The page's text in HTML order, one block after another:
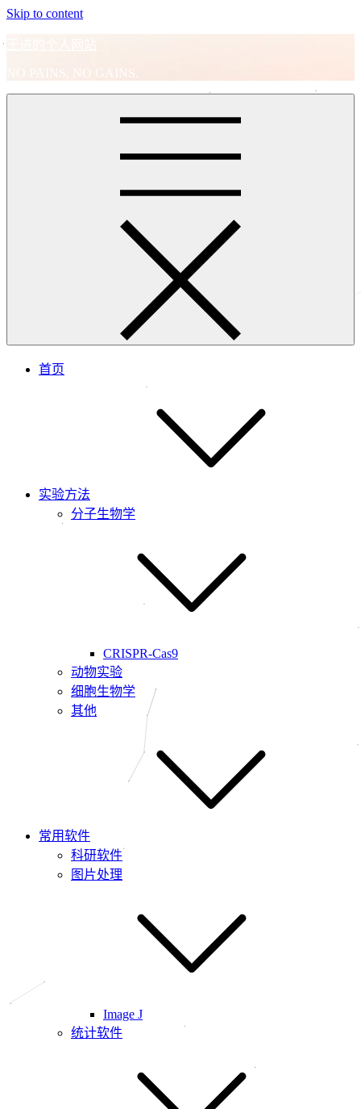
Skip to content
王进的个人网站
NO PAINS, NO GAINS.
首页
实验方法
分子生物学
CRISPR-Cas9
动物实验
细胞生物学
其他
常用软件
科研软件
图片处理
Image J
统计软件